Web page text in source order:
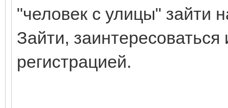
"человек с улицы" зайти
Зайти, заинтересоваться
регистрацией.